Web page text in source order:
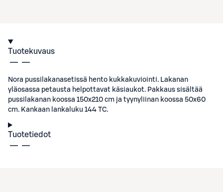
Tuotekuvaus
Nora pussilakanasetissä hento kukkakuviointi. Lakanan
yläosassa petausta helpottavat käsiaukot. Pakkaus sisältää
pussilakanan koossa 150x210 cm ja tyynyliinan koossa 50x60
cm. Kankaan lankaluku 144 TC.
Tuotetiedot